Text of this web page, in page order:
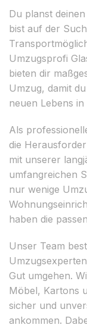
Du planst
bist auf der
Umzugsprofi
bieten dir
Umzug, damit
neuen Lebens
Als
die
mit unserer
umfangreichen
nur wenige
haben die
Unser Team
Gut umgehen.
Möbel, Kartons
sicher und
ankommen.